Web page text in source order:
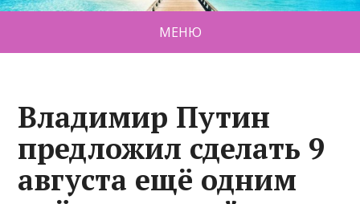
МЕНЮ
Владимир Путин
предложил сделать 9
августа ещё одним